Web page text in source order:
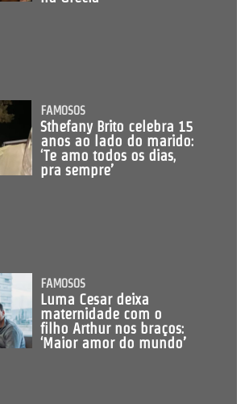
FAMOSOS
Sthefany Brito celebra 15
anos ao lado do marido:
‘Te amo todos os dias,
pra sempre’
FAMOSOS
Luma Cesar deixa
maternidade com o
filho Arthur nos braços:
‘Maior amor do mundo’